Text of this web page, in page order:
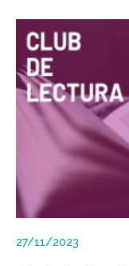
27/11/2023